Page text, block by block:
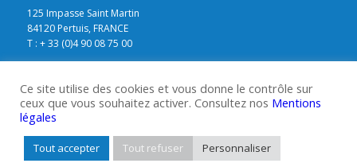
125 Impasse Saint Martin
84120 Pertuis, FRANCE
T : + 33 (0)4 90 08 75 00
© Copyright Eurodia - Tout droit réservé. Création
légales
Ce site utilise des cookies et vous donne le contrôle sur
ceux que vous souhaitez activer. Consultez nos Mentions
légales
Tout accepter Tout refuser Personnaliser